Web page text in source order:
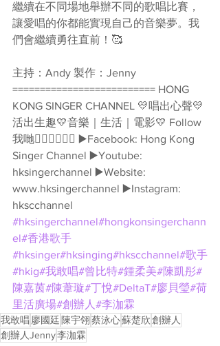
繼續在不同場地舉辦不同的歌唱比賽，
讓愛唱的你都能實現自己的音樂夢。我
們會繼續勇往直前！🥰
主持：Andy 製作：Jenny
========================== HONG
KONG SINGER CHANNEL 💛唱出心聲💛
活出生趣💛音樂｜生活｜電影💛 Follow
我哋👇🏻👇🏻🥰🥰 ▶️Facebook: Hong Kong
Singer Channel ▶️Youtube:
hksingerchannel ▶️Website:
www.hksingerchannel ▶️Instagram:
hkscchannel
#hksingerchannel#hongkonsingerchann
el#香港歌手
#hksinger#hksinging#hkscchannel#歌手
#hkig#我敢唱#曾比特#鍾柔美#陳凱彤#
陳嘉茵#陳葦璇#丁悅#DeltaT#廖貝瑩#荷
里活廣場#創辦人 #李泇霖
我敢唱 廖國廷 陳宇翎蔡泳心蘇楚欣創辦人
創辦人Jenny李泇霖